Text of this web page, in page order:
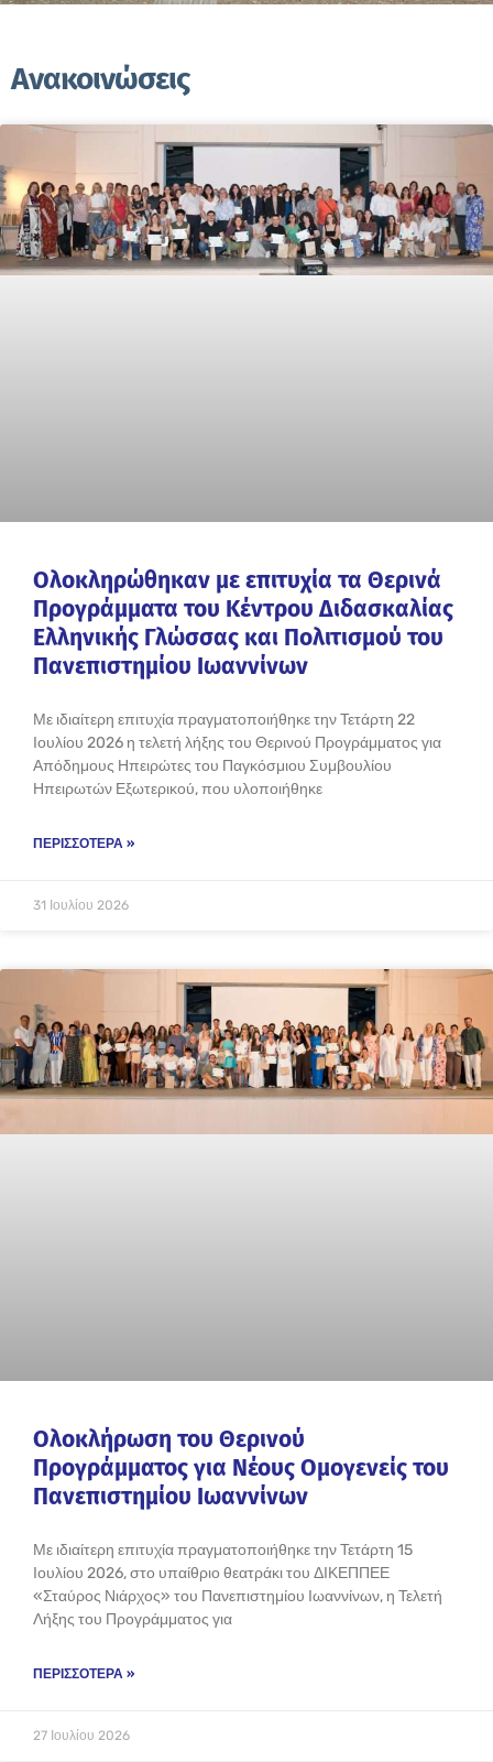
Ανακοινώσεις
Ολοκληρώθηκαν με επιτυχία τα Θερινά
Προγράμματα του Κέντρου Διδασκαλίας
Ελληνικής Γλώσσας και Πολιτισμού του
Πανεπιστημίου Ιωαννίνων
Με ιδιαίτερη επιτυχία πραγματοποιήθηκε την Τετάρτη 22
Ιουλίου 2026 η τελετή λήξης του Θερινού Προγράμματος για
Απόδημους Ηπειρώτες του Παγκόσμιου Συμβουλίου
Ηπειρωτών Εξωτερικού, που υλοποιήθηκε
ΠΕΡΙΣΣΌΤΕΡΑ »
31 Ιουλίου 2026
Ολοκλήρωση του Θερινού
Προγράμματος για Νέους Ομογενείς του
Πανεπιστημίου Ιωαννίνων
Με ιδιαίτερη επιτυχία πραγματοποιήθηκε την Τετάρτη 15
Ιουλίου 2026, στο υπαίθριο θεατράκι του ΔΙΚΕΠΠΕΕ
«Σταύρος Νιάρχος» του Πανεπιστημίου Ιωαννίνων, η Τελετή
Λήξης του Προγράμματος για
ΠΕΡΙΣΣΌΤΕΡΑ »
27 Ιουλίου 2026